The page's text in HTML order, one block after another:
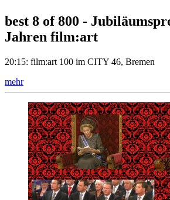
best 8 of 800 -
Jahren film:art
20:15: film:art 100 im CITY 46, Bremen
mehr